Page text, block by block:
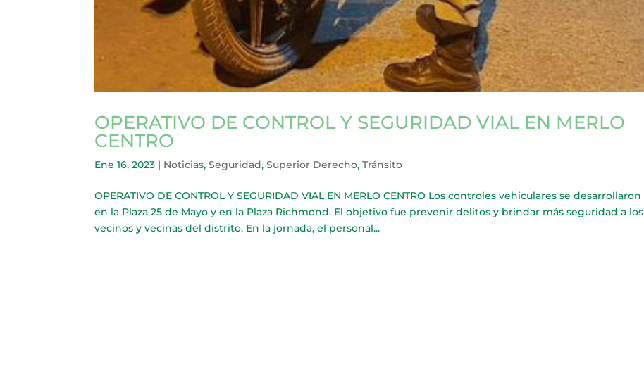
OPERATIVO DE CONTROL Y SEGURIDAD VIAL EN MERLO
CENTRO
Ene 16, 2023 | Noticias,Seguridad,Superior Derecho,Tránsito
OPERATIVO DE CONTROL Y SEGURIDAD VIAL EN MERLO CENTRO Los controles vehiculares se desarrollaron
en la Plaza 25 de Mayo y en la Plaza Richmond. El objetivo fue prevenir delitos y brindar más seguridad a los
vecinos y vecinas del distrito. En la jornada, el personal...